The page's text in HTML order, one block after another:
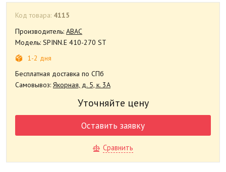
Код товара: 4115
Производитель: ABAC
Модель: SPINN.E 410-270 ST
1-2 дня
Бесплатная доставка по СПб
Самовывоз: Якорная, д. 5, к. 3А
Уточняйте цену
Оставить заявку
Сравнить